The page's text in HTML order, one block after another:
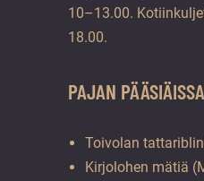
10–13.00.
18.00.
PAJAN
Toivolan
Kirjolohen mätiä